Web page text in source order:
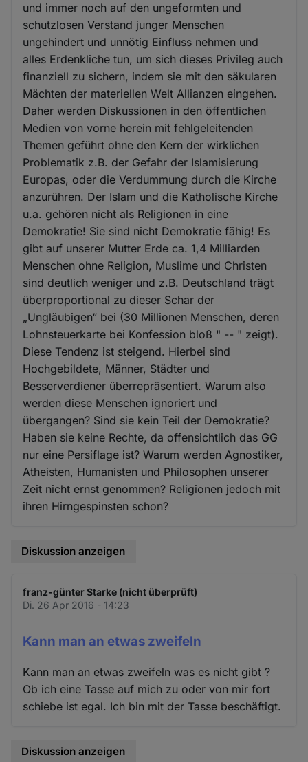
und immer noch auf den ungeformten und
schutzlosen Verstand junger Menschen
ungehindert und unnötig Einfluss nehmen und
alles Erdenkliche tun, um sich dieses Privileg auch
finanziell zu sichern, indem sie mit den säkularen
Mächten der materiellen Welt Allianzen eingehen.
Daher werden Diskussionen in den öffentlichen
Medien von vorne herein mit fehlgeleitenden
Themen geführt ohne den Kern der wirklichen
Problematik z.B. der Gefahr der Islamisierung
Europas, oder die Verdummung durch die Kirche
anzurühren. Der Islam und die Katholische Kirche
u.a. gehören nicht als Religionen in eine
Demokratie! Sie sind nicht Demokratie fähig! Es
gibt auf unserer Mutter Erde ca. 1,4 Milliarden
Menschen ohne Religion, Muslime und Christen
sind deutlich weniger und z.B. Deutschland trägt
überproportional zu dieser Schar der
„Ungläubigen“ bei (30 Millionen Menschen, deren
Lohnsteuerkarte bei Konfession bloß " -- " zeigt).
Diese Tendenz ist steigend. Hierbei sind
Hochgebildete, Männer, Städter und
Besserverdiener überrepräsentiert. Warum also
werden diese Menschen ignoriert und
übergangen? Sind sie kein Teil der Demokratie?
Haben sie keine Rechte, da offensichtlich das GG
nur eine Persiflage ist? Warum werden Agnostiker,
Atheisten, Humanisten und Philosophen unserer
Zeit nicht ernst genommen? Religionen jedoch mit
ihren Hirngespinsten schon?
Diskussion anzeigen
franz-günter Starke (nicht überprüft)
Di. 26 Apr 2016 - 14:23
Kann man an etwas zweifeln
Kann man an etwas zweifeln was es nicht gibt ?
Ob ich eine Tasse auf mich zu oder von mir fort
schiebe ist egal. Ich bin mit der Tasse beschäftigt.
Diskussion anzeigen